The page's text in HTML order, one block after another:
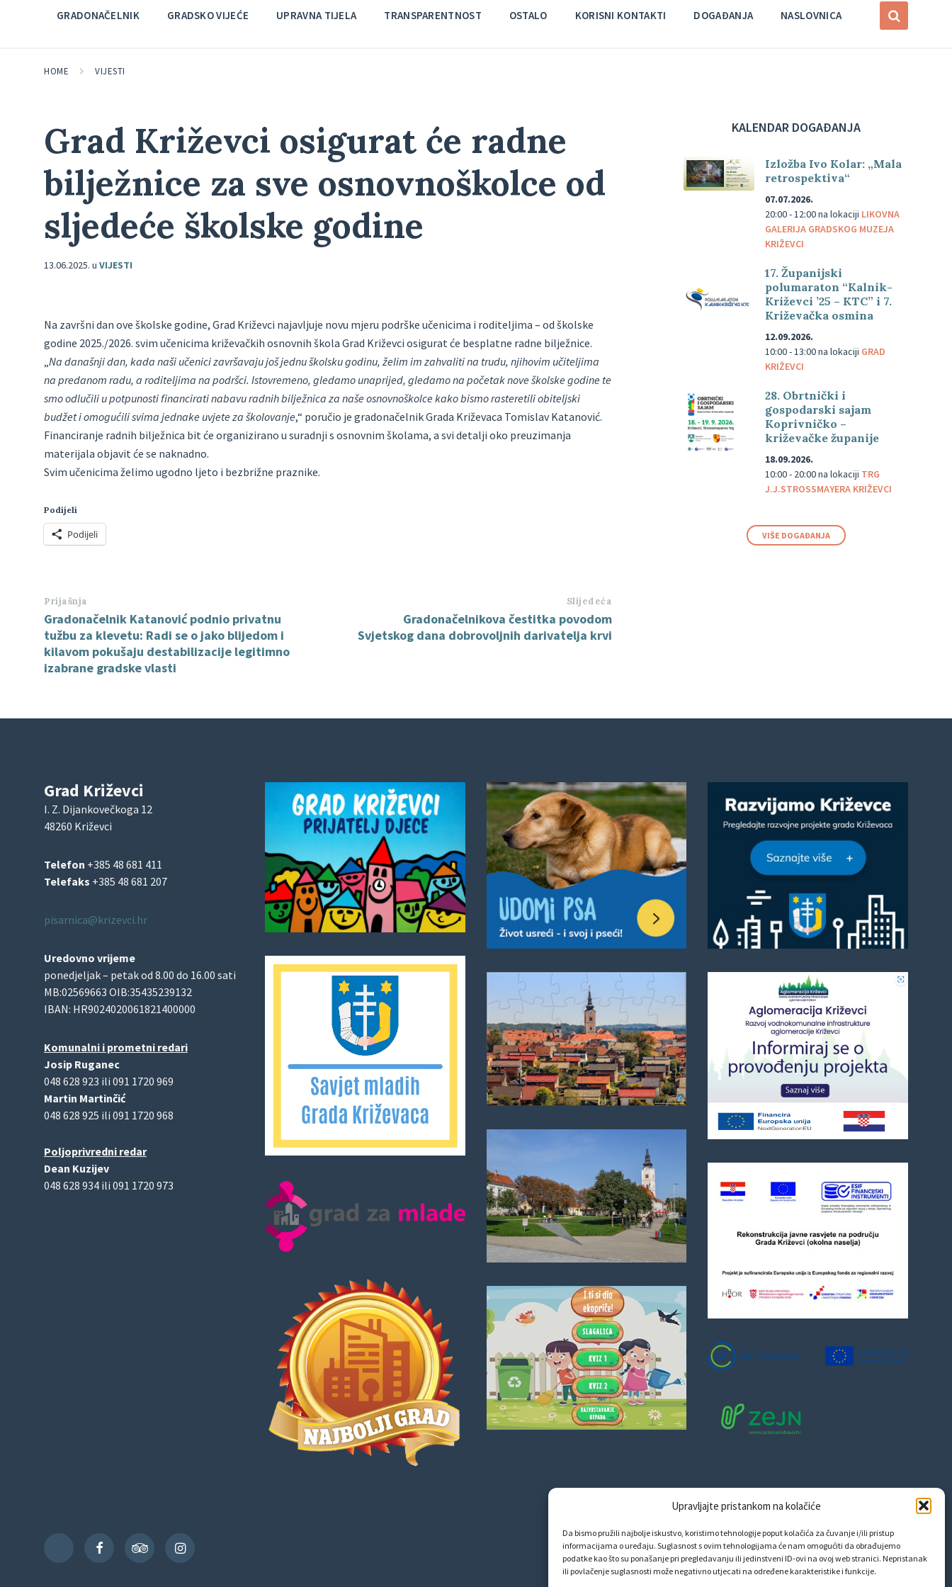
Upravljajte pristankom na kolačiće
Da bismo pružili najbolje iskustvo, koristimo tehnologije poput kolačića za čuvanje i/ili pristup
informacijama o uređaju. Suglasnost s ovim tehnologijama će nam omogućiti da obrađujemo
podatke kao što su ponašanje pri pregledavanju ili jedinstveni ID-ovi na ovoj web stranici. Nepristanak
ili povlačenje suglasnosti može negativno utjecati na određene karakteristike i funkcije.
GRADONAČELNIK GRADSKO VIJEĆE UPRAVNA TIJELA TRANSPARENTNOST OSTALO KORISNI KONTAKTI DOGAĐANJA NASLOVNICA
HOME VIJESTI
Grad Križevci osigurat će radne
bilježnice za sve osnovnoškolce od
sljedeće školske godine
13.06.2025. u VIJESTI
Na završni dan ove školske godine, Grad Križevci najavljuje novu mjeru podrške učenicima i roditeljima – od školske
godine 2025./2026. svim učenicima križevačkih osnovnih škola Grad Križevci osigurat će besplatne radne bilježnice.
„Na današnji dan, kada naši učenici završavaju još jednu školsku godinu, želim im zahvaliti na trudu, njihovim učiteljima
na predanom radu, a roditeljima na podršci. Istovremeno, gledamo unaprijed, gledamo na početak nove školske godine te
smo odlučili u potpunosti financirati nabavu radnih bilježnica za naše osnovnoškolce kako bismo rasteretili obiteljski
budžet i omogućili svima jednake uvjete za školovanje,“ poručio je gradonačelnik Grada Križevaca Tomislav Katanović.
Financiranje radnih bilježnica bit će organizirano u suradnji s osnovnim školama, a svi detalji oko preuzimanja
materijala objavit će se naknadno.
Svim učenicima želimo ugodno ljeto i bezbrižne praznike.
Podijeli
Podijeli
Prijašnja
Gradonačelnik Katanović podnio privatnu
tužbu za klevetu: Radi se o jako blijedom i
kilavom pokušaju destabilizacije legitimno
izabrane gradske vlasti
Slijedeća
Gradonačelnikova čestitka povodom
Svjetskog dana dobrovoljnih darivatelja krvi
KALENDAR DOGAĐANJA
Izložba Ivo Kolar: „Mala
retrospektiva“
07.07.2026.
20:00 - 12:00na lokaciji LIKOVNA
GALERIJA GRADSKOG MUZEJA
KRIŽEVCI
17. Županijski
polumaraton “Kalnik-
Križevci ’25 – KTC” i 7.
Križevačka osmina
12.09.2026.
10:00 - 13:00na lokaciji GRAD
KRIŽEVCI
28. Obrtnički i
gospodarski sajam
Koprivničko –
križevačke županije
18.09.2026.
10:00 - 20:00na lokaciji TRG
J.J.STROSSMAYERA KRIŽEVCI
VIŠE DOGAĐANJA
Grad Križevci
I. Z. Dijankovečkoga 12
48260 Križevci
Telefon +385 48 681 411
Telefaks +385 48 681 207
pisarnica@krizevci.hr
Uredovno vrijeme
ponedjeljak – petak od 8.00 do 16.00 sati
MB:02569663 OIB:35435239132
IBAN: HR9024020061821400000
Komunalni i prometni redari
Josip Ruganec
048 628 923 ili 091 1720 969
Martin Martinčić
048 628 925 ili 091 1720 968
Poljoprivredni redar
Dean Kuzijev
048 628 934 ili 091 1720 973
TikTok
FacebookTripAdvisorInstagram